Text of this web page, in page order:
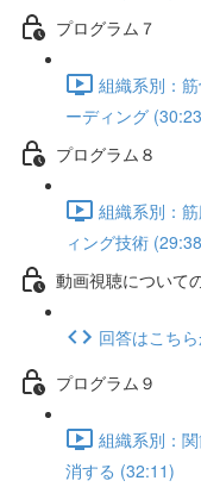
プログラム７
組織系別：
ーディング
プログラム８
組織系別：
ィング技術
動画視聴について
回答はこち
プログラム９
組織系別：
消する (32:11)